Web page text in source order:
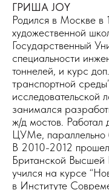
ГРИША JOY
Родился в Москве в
художественной
Государственный
специальности
тоннелей, и курс
транспортной
занимался
ж/д мостов.
ЦУМе, параллельно
В 2010-2012 прошел
Британской
учился на курсе
в Институте